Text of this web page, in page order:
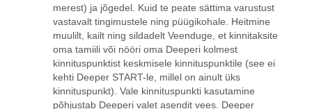
merest) ja jõgedel. Kuid te peate sättima varustust
vastavalt tingimustele ning püügikohale. Heitmine
muulilt, kailt ning sildadelt Veenduge, et kinnitaksite
oma tamiili või nööri oma Deeperi kolmest
kinnituspunktist keskmisele kinnituspunktile (see ei
kehti Deeper START-le, millel on ainult üks
kinnituspunkt). Vale kinnituspunkti kasutamine
põhjustab Deeperi valet asendit vees. Deeper